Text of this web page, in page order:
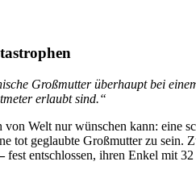
Großmutter überhaupt bei
erlaubt sind.“
Welt nur wünschen kann: eine
tot geglaubte Großmutter zu
fest entschlossen, ihren Enkel mit